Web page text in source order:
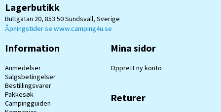
Lagerbutikk
Bultgatan 20, 853 50 Sundsvall, Sverige
Åpningstider se www.camping4u.se
Information
Anmedelser
Salgsbetingelser
Bestillingsvarer
Pakkesøk
Campingguiden
Mina sidor
Opprett ny konto
Returer